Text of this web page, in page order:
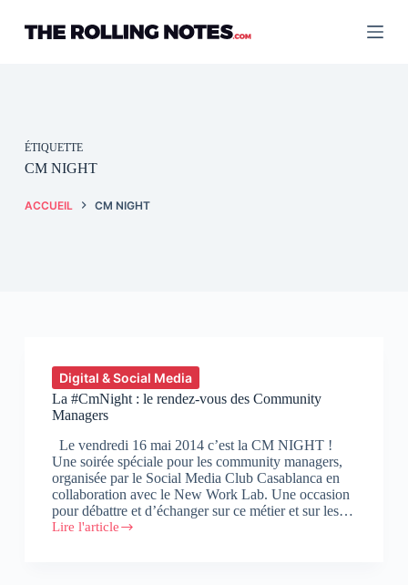
contenu
ÉTIQUETTE
CM NIGHT
ACCUEIL CM NIGHT
Digital & Social Media
La #CmNight : le rendez-vous des Community
Managers
Le vendredi 16 mai 2014 c’est la CM NIGHT !
Une soirée spéciale pour les community managers,
organisée par le Social Media Club Casablanca en
collaboration avec le New Work Lab. Une occasion
pour débattre et d’échanger sur ce métier et sur les…
Lire l'article
La